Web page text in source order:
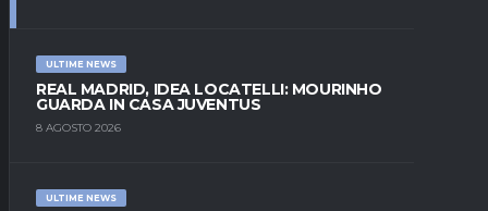
ULTIME NEWS
REAL MADRID, IDEA LOCATELLI: MOURINHO
GUARDA IN CASA JUVENTUS
8 AGOSTO 2026
ULTIME NEWS